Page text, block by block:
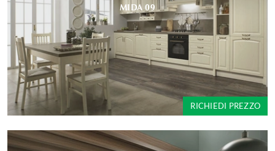
MIDA 09
RICHIEDI PREZZO